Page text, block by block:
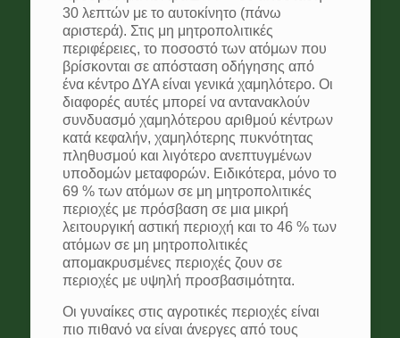
30 λεπτών με το αυτοκίνητο (πάνω
αριστερά). Στις μη μητροπολιτικές
περιφέρειες, το ποσοστό των ατόμων που
βρίσκονται σε απόσταση οδήγησης από
ένα κέντρο ΔΥΑ είναι γενικά χαμηλότερο. Οι
διαφορές αυτές μπορεί να αντανακλούν
συνδυασμό χαμηλότερου αριθμού κέντρων
κατά κεφαλήν, χαμηλότερης πυκνότητας
πληθυσμού και λιγότερο ανεπτυγμένων
υποδομών μεταφορών. Ειδικότερα, μόνο το
69 % των ατόμων σε μη μητροπολιτικές
περιοχές με πρόσβαση σε μια μικρή
λειτουργική αστική περιοχή και το 46 % των
ατόμων σε μη μητροπολιτικές
απομακρυσμένες περιοχές ζουν σε
περιοχές με υψηλή προσβασιμότητα.
Οι γυναίκες στις αγροτικές περιοχές είναι
πιο πιθανό να είναι άνεργες από τους